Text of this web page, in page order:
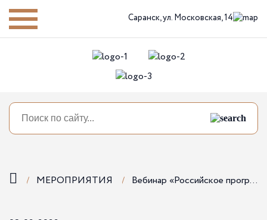
Саранск,ул. Московская, 14
МЕРОПРИЯТИЯ Вебинар «Российское программное обеспечение для управления клиентским сервисом»